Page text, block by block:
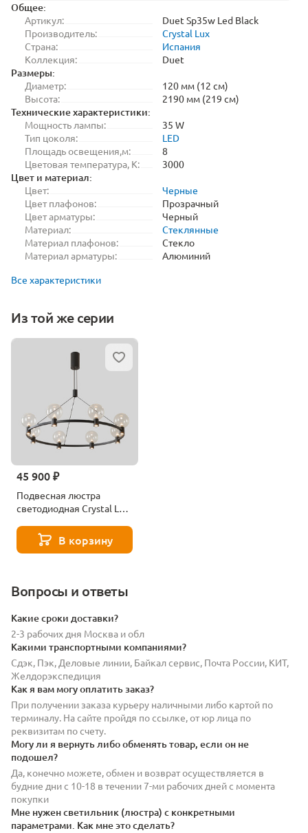
Общее:
Артикул:
Duet Sp35w Led Black
Производитель:
Crystal Lux
Страна:
Испания
Коллекция:
Duet
Размеры:
Диаметр:
120 мм (12 см)
Высота:
2190 мм (219 см)
Технические характеристики:
Мощность лампы:
35 W
Тип цоколя:
LED
Площадь освещения,м:
8
Цветовая температура, K:
3000
Цвет и материал:
Цвет:
Черные
Цвет плафонов:
Прозрачный
Цвет арматуры:
Черный
Материал:
Стеклянные
Материал плафонов:
Стекло
Материал арматуры:
Алюминий
Все характеристики
Из той же серии
45 900 ₽
Подвесная люстра
светодиодная Crystal Lux
В корзину
Вопросы и ответы
Какие сроки доставки?
2-3 рабочих дня Москва и обл
Какими транспортными компаниями?
Сдэк, Пэк, Деловые линии, Байкал сервис, Почта России, КИТ,
Желдорэкспедиция
Как я вам могу оплатить заказ?
При получении заказа курьеру наличными либо картой по
терминалу. На сайте пройдя по ссылке, от юр лица по
реквизитам по счету.
Могу ли я вернуть либо обменять товар, если он не
подошел?
Да, конечно можете, обмен и возврат осуществляется в
будние дни с 10-18 в течении 7-ми рабочих дней с момента
покупки
Мне нужен светильник (люстра) с конкретными
параметрами. Как мне это сделать?